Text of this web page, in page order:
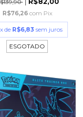
R$76,26 com Pix
x de R$6,83 sem juros
ESGOTADO